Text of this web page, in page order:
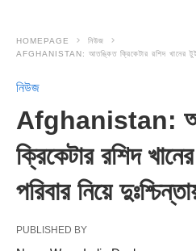
HOMEPAGE
নিউজ
AFGHANISTAN: আতঙ্কিত ক্রিকেটার রশিদ খানের টুইট
নিউজ
Afghanistan:
ক্রিকেটার রশিদ
পরিবার নিয়ে
PUBLISHED BY